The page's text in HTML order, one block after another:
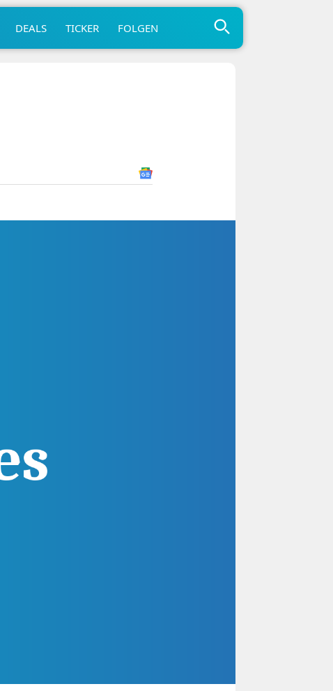
DEALS TICKER FOLGEN